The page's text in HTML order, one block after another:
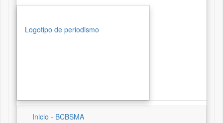
Logotipo de periodismo
Inicio - BCBSMA